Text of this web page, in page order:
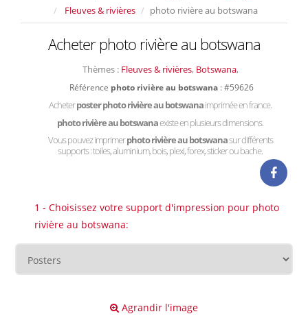
Fleuves & rivières
photo rivière au botswana
Acheter photo rivière au botswana
Thèmes : Fleuves & rivières, Botswana,
Référence photo rivière au botswana : #59626
Acheterposter photo rivière au botswanaimprimée en france.
photo rivière au botswanaexiste en plusieurs dimensions.
Vous pouvez imprimerphoto rivière au botswanasur différents
supports : toiles, aluminium, bois, plexi, forex, sticker ou bache.
1 - Choisissez votre support d'impression pour photo
rivière au botswana:
Agrandir l'image